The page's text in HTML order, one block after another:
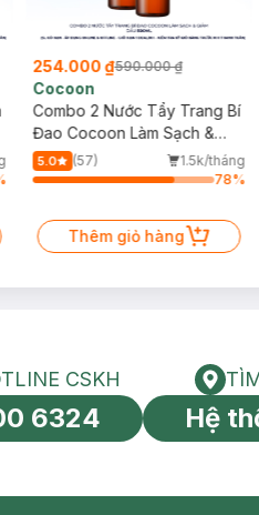
254.000 ₫590.000 ₫
Cocoon
Combo 2 Nước Tẩy Trang Bí
Đao Cocoon Làm Sạch &
Giảm Dầu 500ml
5.0 (57)
1.5k/tháng
78%
Thêm giỏ hàng
toàn cầu
HOTLINE CSKH
CSKH
6324 Hệ